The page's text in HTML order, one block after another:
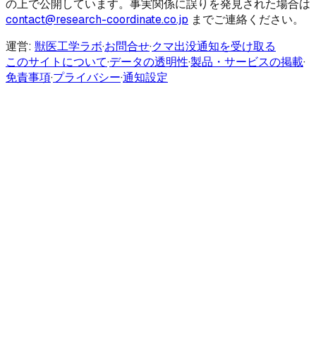
の上で公開しています。事実関係に誤りを発見された場合は
contact@research-coordinate.co.jp までご連絡ください。
運営: 獣医工学ラボ·お問合せ·クマ出没通知を受け取る
このサイトについて·データの透明性·製品・サービスの掲載·
免責事項·プライバシー·通知設定